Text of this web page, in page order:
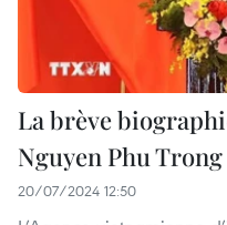
La brève
Nguyen Phu Trong
20/07/2024 12:50